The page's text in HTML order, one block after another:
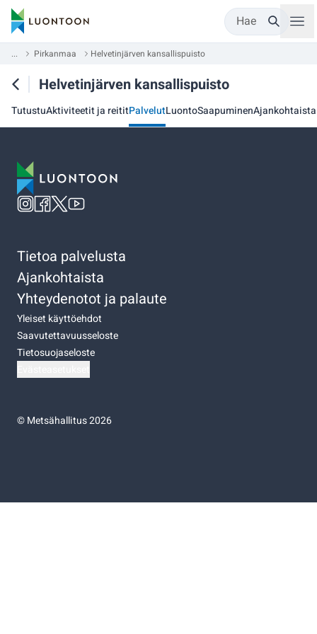
Hae
... Pirkanmaa Helvetinjärven kansallispuisto
Helvetinjärven kansallispuisto
TutustuAktiviteetit ja reititPalvelutLuontoSaapuminenAjankohtaista
Tietoa palvelusta
Ajankohtaista
Yhteydenotot ja palaute
Yleiset käyttöehdot
Saavutettavuusseloste
Tietosuojaseloste
©Metsähallitus 2026